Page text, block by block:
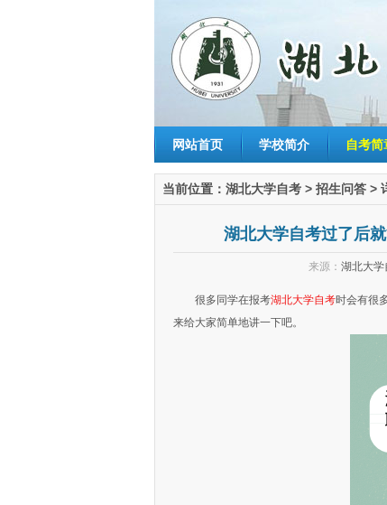
网站首页 学校简介 自考简
当前位置： 湖北大学自考 > 招生问答 >
湖北大学自考过了后
来源： 湖北大学
很多同学在报考湖北大学自考时会有很
来给大家简单地讲一下吧。